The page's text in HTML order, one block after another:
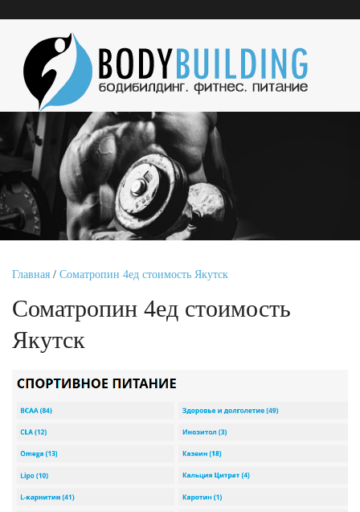
Главная / Cоматропин 4ед стоимость Якутск
Cоматропин 4ед стоимость
Якутск